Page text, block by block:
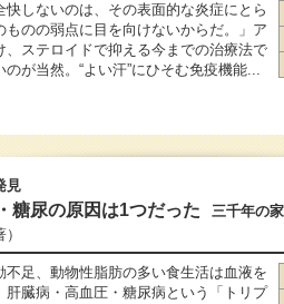
快しないのは、その表面的な炎症にとら
ものの弱点に目を向けないからだ。」ア
、ステロイドで抑える今までの治療法で
のが当然。“よい汗”にひそむ免疫機能...
見
糖尿の原因は1つだった
三千年の
）
不足、動物性脂肪の多い食生活は血液を
肝臓病・高血圧・糖尿病という「トリプ